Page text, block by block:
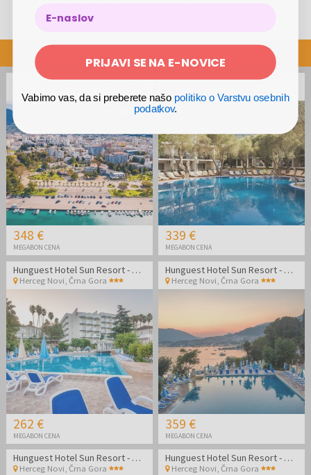
Priporočene ponudbe
Hotel Agape - Poletje v Črni gori - Posebna cena
Bar ,Črna Gora
348 €
MEGABON CENA
Petrovac na Moru Črna Gora
339 €
MEGABON CENA
Hunguest Hotel Sun Resort - Oddih v Črni gori
Herceg Novi Črna Gora
262 €
MEGABON CENA
Hunguest Hotel Sun Resort - Oddih v Črni gori
Herceg Novi ,Črna Gora
359 €
MEGABON CENA
Hunguest Hotel Sun Resort - Oddih v Črni gori
Herceg Novi, Črna Gora
Hunguest Hotel Sun Resort - Oddih v Črni gori
Herceg Novi,Črna Gora
PRIJAVI SE NA E-NOVICE
Vabimo vas, da si preberete našo politiko o Varstvu osebnih
podatkov.